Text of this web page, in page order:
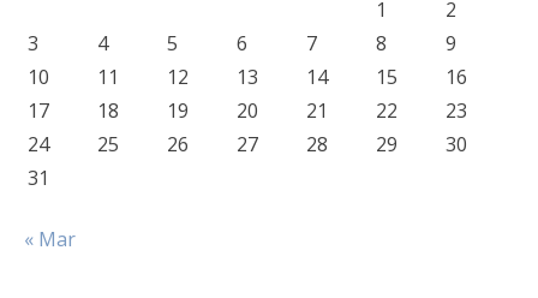
1
2
3
4 5 6 7 8
9
10
11 12 13 14 15
16
17
18 19 20 21 22
23
24
25 26 27 28 29
30
31
« Mar